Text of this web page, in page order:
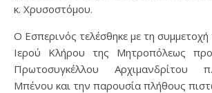
κ. Χρυσοστόμου.
Ο Εσπερινός τελέσθηκε με τη
Ιερού Κλήρου της Μητροπόλεως
Πρωτοσυγκέλλου Αρχιμανδρίτου
Μπένου και την παρουσία πλήθους